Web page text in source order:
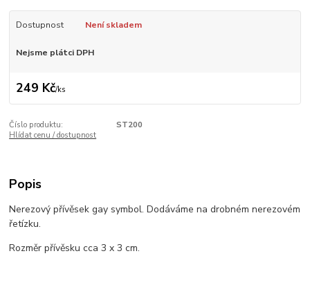
Dostupnost Není skladem
Nejsme plátci DPH
249 Kč/ks
Číslo produktu:
ST200
Hlídat cenu / dostupnost
Popis
Nerezový přívěsek gay symbol. Dodáváme na drobném nerezovém
řetízku.
Rozměr přívěsku cca 3 x 3 cm.